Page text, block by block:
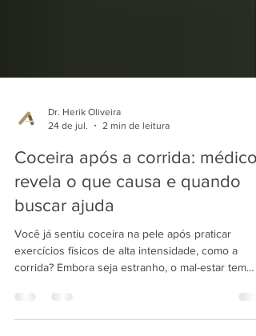
24 de jul.
2 min de leitura
Coceira após a corrida: médico
revela o que causa e quando
buscar ajuda
Você já sentiu coceira na pele após praticar
exercícios físicos de alta intensidade, como a
corrida? Embora seja estranho, o mal-estar tem